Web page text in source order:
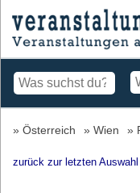
Österreich Wien
zurück zur letzten Auswahl